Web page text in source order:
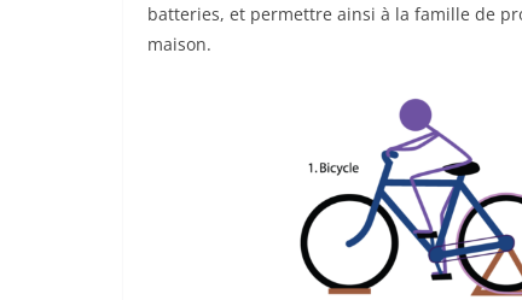
batteries, et permettre ainsi à la famille de
maison.